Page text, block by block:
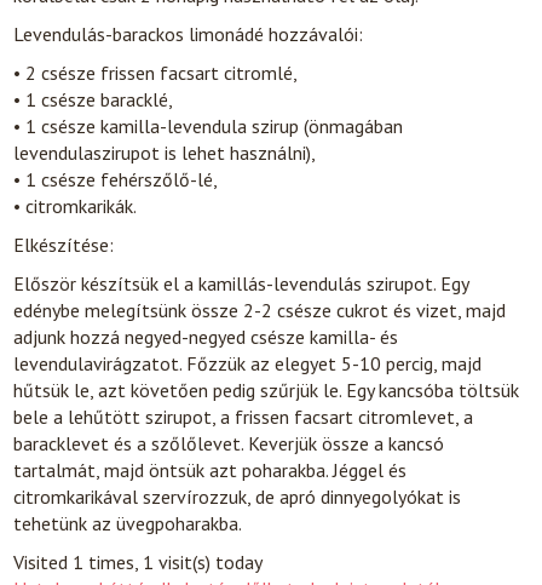
Levendulás-barackos limonádé hozzávalói:
• 2 csésze frissen facsart citromlé,
• 1 csésze baracklé,
• 1 csésze kamilla-levendula szirup (önmagában
levendulaszirupot is lehet használni),
• 1 csésze fehérszőlő-lé,
• citromkarikák.
Elkészítése:
Először készítsük el a kamillás-levendulás szirupot. Egy
edénybe melegítsünk össze 2-2 csésze cukrot és vizet, majd
adjunk hozzá negyed-negyed csésze kamilla- és
levendulavirágzatot. Főzzük az elegyet 5-10 percig, majd
hűtsük le, azt követően pedig szűrjük le. Egy kancsóba töltsük
bele a lehűtött szirupot, a frissen facsart citromlevet, a
baracklevet és a szőlőlevet. Keverjük össze a kancsó
tartalmát, majd öntsük azt poharakba. Jéggel és
citromkarikával szervírozzuk, de apró dinnyegolyókat is
tehetünk az üvegpoharakba.
Visited 1 times, 1 visit(s) today